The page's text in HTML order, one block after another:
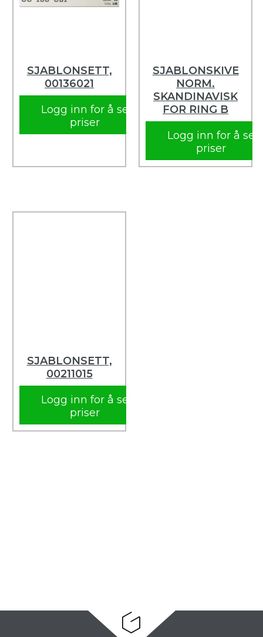
SJABLONSETT,
00136021
Logg inn for å se
priser
SJABLONSKIVE
NORM.
SKANDINAVISK
FOR RING B
Logg inn for å se
priser
SJABLONSETT,
00211015
Logg inn for å se
priser